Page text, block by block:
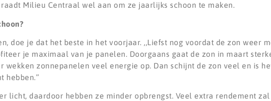
Milieu Centraal wel aan om ze jaarlijks schoon te maken.
doe je dat het beste in het voorjaar. ,,Liefst nog voordat de zon weer
je maximaal van je panelen. Doorgaans gaat de zon in maart
wekken zonnepanelen veel energie op. Dan schijnt de zon veel en is
licht, daardoor hebben ze minder opbrengst. Veel extra rendement